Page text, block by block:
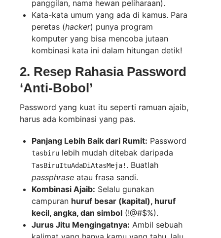
panggilan, nama hewan peliharaan).
Kata-kata umum yang ada di kamus. Para
peretas (hacker) punya program
komputer yang bisa mencoba jutaan
kombinasi kata ini dalam hitungan detik!
2. Resep Rahasia Password
‘Anti-Bobol’
Password yang kuat itu seperti ramuan ajaib,
harus ada kombinasi yang pas.
Panjang Lebih Baik dari Rumit: Password
tasbiru lebih mudah ditebak daripada
TasBiruItuAdaDiAtasMeja! . Buatlah
passphrase atau frasa sandi.
Kombinasi Ajaib: Selalu gunakan
campuran huruf besar (kapital), huruf
kecil, angka, dan simbol (!@#$%).
Jurus Jitu Mengingatnya: Ambil sebuah